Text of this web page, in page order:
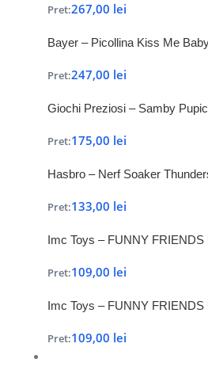
Pret:267,00 lei
Bayer – Picollina Kiss Me
Pret:247,00 lei
Giochi Preziosi – Samby Pupic
Pret:175,00 lei
Hasbro – Nerf Soaker
Pret:133,00 lei
Imc Toys – FUNNY
Pret:109,00 lei
Imc Toys – FUNNY
Pret:109,00 lei